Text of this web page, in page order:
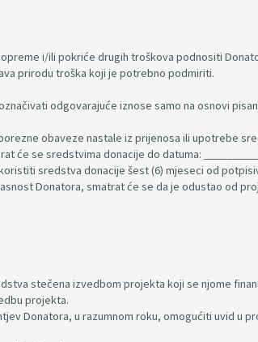
i/ili pokriće drugih troškova podnositi
prirodu troška koji je potrebno podmiriti.
odgovarajuće iznose samo na osnovi
obaveze nastale iz prijenosa ili upotrebe
će se sredstvima donacije do datuma:
sredstva donacije šest (6) mjeseci od
Donatora, smatrat će se da je odustao od
stečena izvedbom projekta koji se njome
projekta.
Donatora, u razumnom roku, omogućiti uvid u